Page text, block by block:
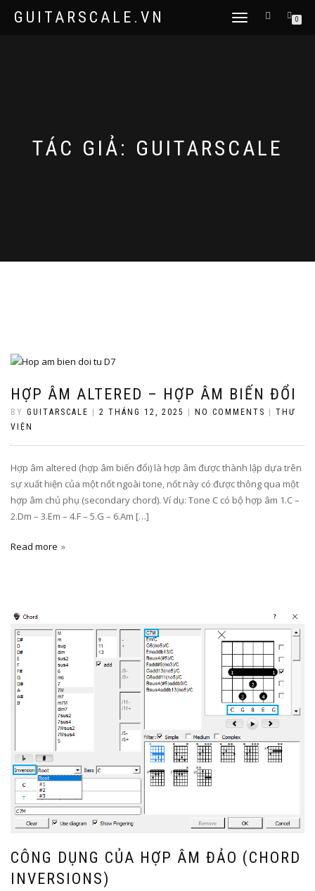
GUITARSCALE.VN
TOGGLE
0
TÁC GIẢ: GUITARSCALE
HỢP ÂM ALTERED – HỢP ÂM BIẾN ĐỔI
BY GUITARSCALE 2 THÁNG 12, 2025 NO COMMENTS
THƯ
VIỆN
Hợp âm altered (hợp âm biến đổi) là hợp âm được thành lập dựa trên
sự xuất hiện của một nốt ngoài tone, nốt này có được thông qua một
hợp âm chủ phụ (secondary chord). Ví dụ: Tone C có bộ hợp âm 1.C –
2.Dm – 3.Em – 4.F – 5.G – 6.Am […]
Read more
CÔNG DỤNG CỦA HỢP ÂM ĐẢO (CHORD
INVERSIONS)